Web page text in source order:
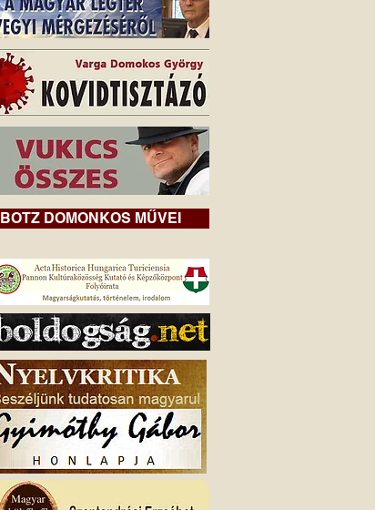
BOTZ DOMONKOS MŰVEI